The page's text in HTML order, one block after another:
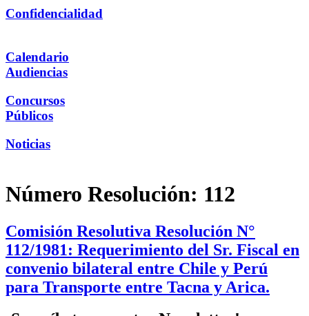
Confidencialidad
Calendario
Audiencias
Concursos
Públicos
Noticias
Número Resolución: 112
Comisión Resolutiva Resolución N°
112/1981: Requerimiento del Sr. Fiscal en
convenio bilateral entre Chile y Perú
para Transporte entre Tacna y Arica.